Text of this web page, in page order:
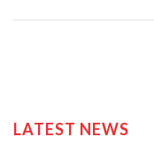
LATEST NEWS